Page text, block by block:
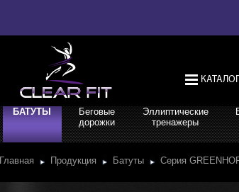
КАТАЛОГ
БАТУТЫ
Беговые
дорожки
Эллиптические
тренажеры
Главная Продукция Батуты Серия